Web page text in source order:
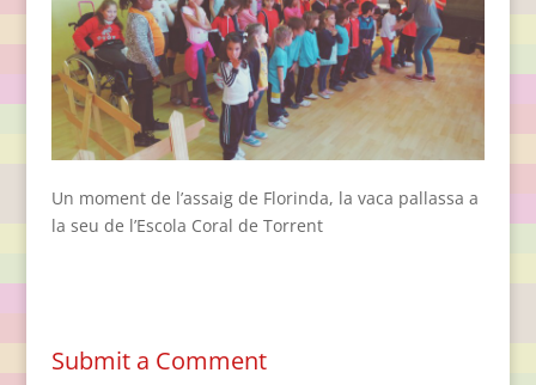
Un moment de l’assaig de Florinda, la vaca pallassa a
la seu de l’Escola Coral de Torrent
Submit a Comment